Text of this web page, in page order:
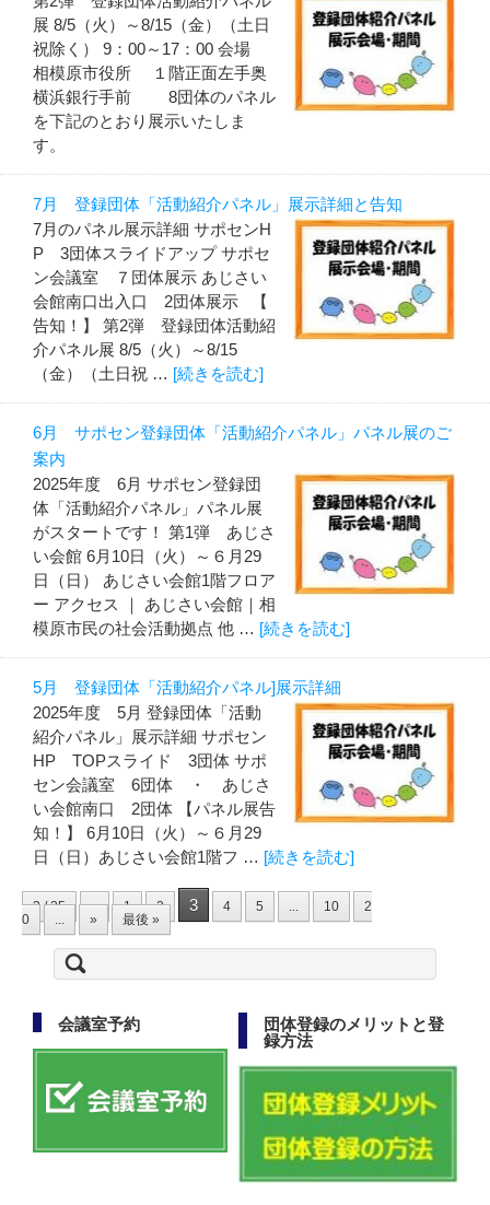
展 8/5（火）～8/15（金）（土日
祝除く） 9：00～17：00 会場
相模原市役所 １階正面左手奥
横浜銀行手前 8団体のパネル
を下記のとおり展示いたしま
す。
7月 登録団体「活動紹介パネル」展示詳細と告知
7月のパネル展示詳細 サポセンH
P 3団体スライドアップ サポセ
ン会議室 ７団体展示 あじさい
会館南口出入口 2団体展示 【
告知！】 第2弾 登録団体活動紹
介パネル展 8/5（火）～8/15
（金）（土日祝 … [続きを読む]
6月 サポセン登録団体「活動紹介パネル」パネル展のご
案内
2025年度 6月 サポセン登録団
体「活動紹介パネル」パネル展
がスタートです！ 第1弾 あじさ
い会館 6月10日（火）～６月29
日（日） あじさい会館1階フロア
ー アクセス ｜ あじさい会館｜相
模原市民の社会活動拠点 他 … [続きを読む]
5月 登録団体「活動紹介パネル]展示詳細
2025年度 5月 登録団体「活動
紹介パネル」展示詳細 サポセン
HP TOPスライド 3団体 サポ
セン会議室 6団体 ・ あじさ
い会館南口 2団体 【パネル展告
知！】 6月10日（火）～６月29
日（日）あじさい会館1階フ … [続きを読む]
3 / 25 « 1 2 3 4 5 ... 10
2
0
... » 最後 »
検
索:
会議室予約
団体登録のメリットと登
録方法